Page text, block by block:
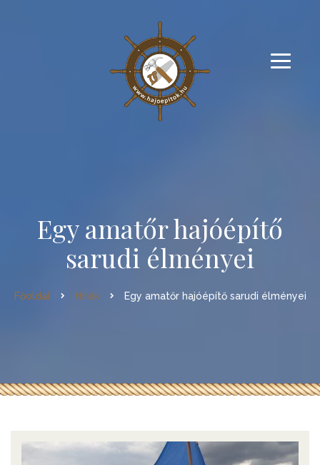
Egy amatőr hajóépítő
sarudi élményei
Főoldal Hírek Egy amatőr hajóépítő sarudi élményei